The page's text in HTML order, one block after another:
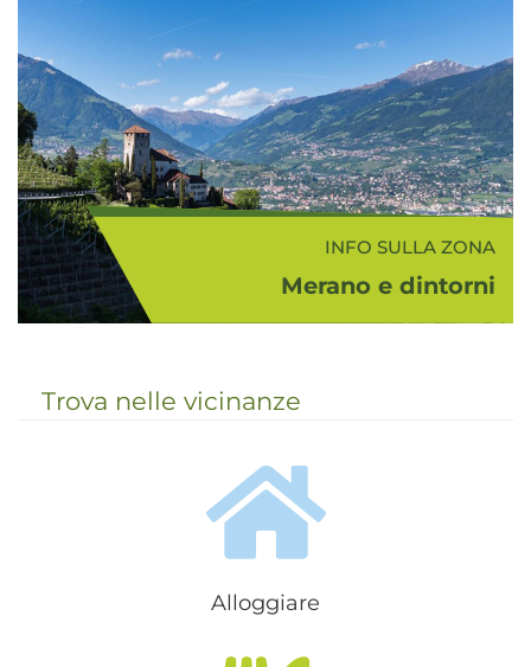
montagne e dolci colline coltivate a
vigneti e frutteti. "Il più bel
paesaggio che abbia mai visto"
scriveva Franz Kafka ne...
INFO SULLA ZONA
Merano e dintorni
dintorni di Merano che comprende
la media Val d'Adige, la conca
d'Ultimo e la Val Senales...
Trova nelle vicinanze
Alloggiare